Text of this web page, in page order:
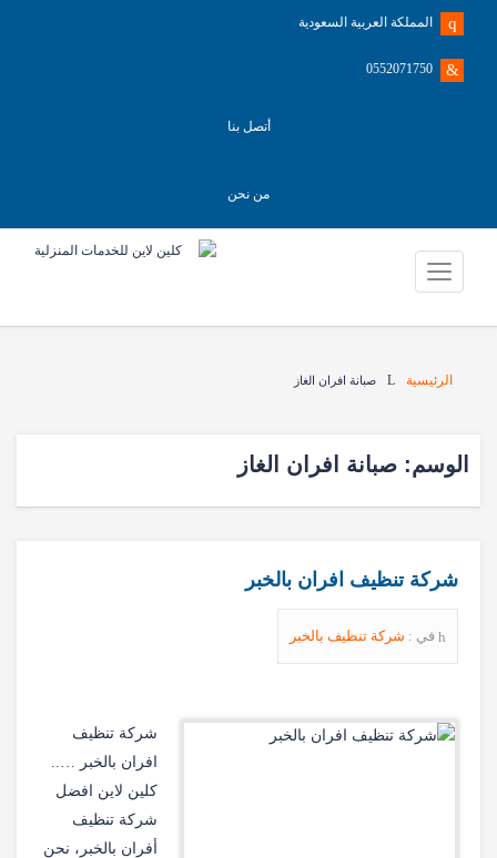
المملكة العربية السعودية
0552071750
أتصل بنا
من نحن
الرئيسية صبانة افران الغاز
الوسم: صبانة افران الغاز
شركة تنظيف افران بالخبر
في : شركة تنظيف بالخبر
شركة تنظيف
افران بالخبر …..
كلين لاين افضل
شركة تنظيف
أفران بالخبر، نحن